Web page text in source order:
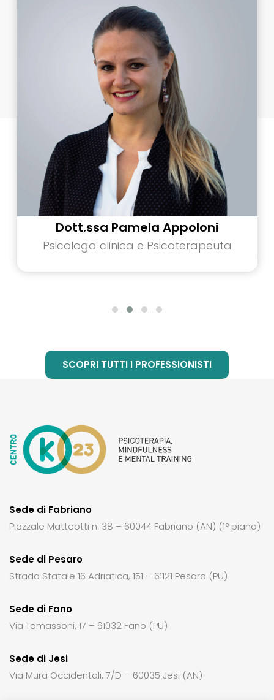
Dott.ssa Pamela Appoloni
Psicologa clinica e Psicoterapeuta
SCOPRI TUTTI I PROFESSIONISTI
Sede di Fabriano
Piazzale Matteotti n. 38 – 60044 Fabriano (AN) (1° piano)
Sede di Pesaro
Strada Statale 16 Adriatica, 151 – 61121 Pesaro (PU)
Sede di Fano
Via Tomassoni, 17 – 61032 Fano (PU)
Sede di Jesi
Via Mura Occidentali, 7/D – 60035 Jesi (AN)